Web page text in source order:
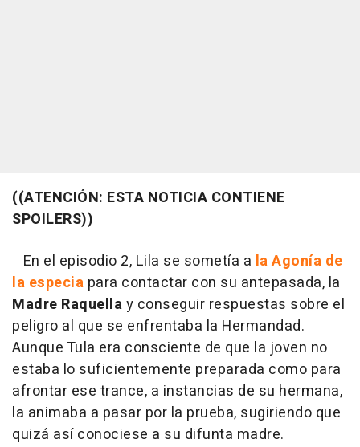
((ATENCIÓN: ESTA NOTICIA CONTIENE
SPOILERS))
En el episodio 2, Lila se sometía a la Agonía de
la especia para contactar con su antepasada, la
Madre Raquellay conseguir respuestas sobre el
peligro al que se enfrentaba la Hermandad.
Aunque Tula era consciente de que la joven no
estaba lo suficientemente preparada como para
afrontar ese trance, a instancias de su hermana,
la animaba a pasar por la prueba, sugiriendo que
quizá así conociese a su difunta madre.